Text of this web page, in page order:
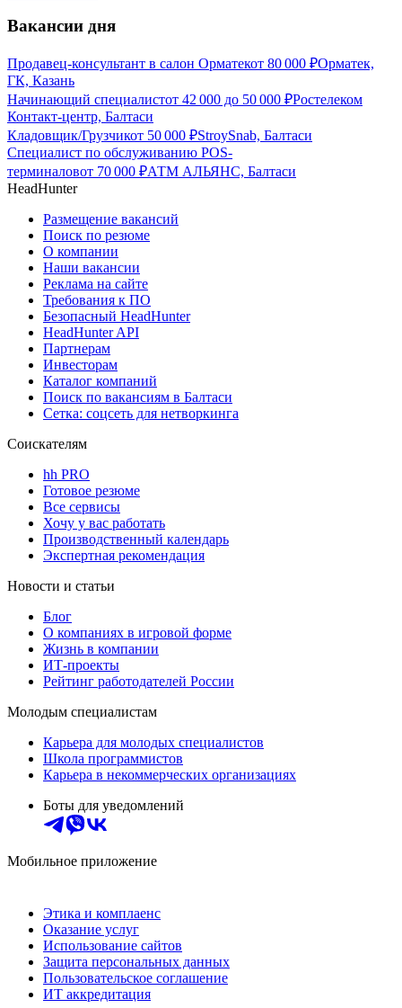
Вакансии дня
Продавец-консультант в салон Орматекот 80 000 ₽Орматек,
ГК, Казань
Начинающий специалистот 42 000 до 50 000 ₽Ростелеком
Контакт-центр, Балтаси
Кладовщик/Грузчикот 50 000 ₽StroySnab, Балтаси
Специалист по обслуживанию POS-
терминаловот 70 000 ₽АТМ АЛЬЯНС, Балтаси
HeadHunter
Размещение вакансий
Поиск по резюме
О компании
Наши вакансии
Реклама на сайте
Требования к ПО
Безопасный HeadHunter
HeadHunter API
Партнерам
Инвесторам
Каталог компаний
Поиск по вакансиям в Балтаси
Сетка: соцсеть для нетворкинга
Соискателям
hh PRO
Готовое резюме
Все сервисы
Хочу у вас работать
Производственный календарь
Экспертная рекомендация
Новости и статьи
Блог
О компаниях в игровой форме
Жизнь в компании
ИТ-проекты
Рейтинг работодателей России
Молодым специалистам
Карьера для молодых специалистов
Школа программистов
Карьера в некоммерческих организациях
Боты для уведомлений
Мобильное приложение
Этика и комплаенс
Оказание услуг
Использование сайтов
Защита персональных данных
Пользовательское соглашение
ИТ аккредитация